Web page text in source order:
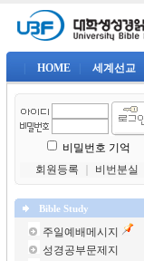
HOME 세계선교
비밀번호 기억
회원등록
비번분실
Bible Study
주일예배메시지
성경공부문제지